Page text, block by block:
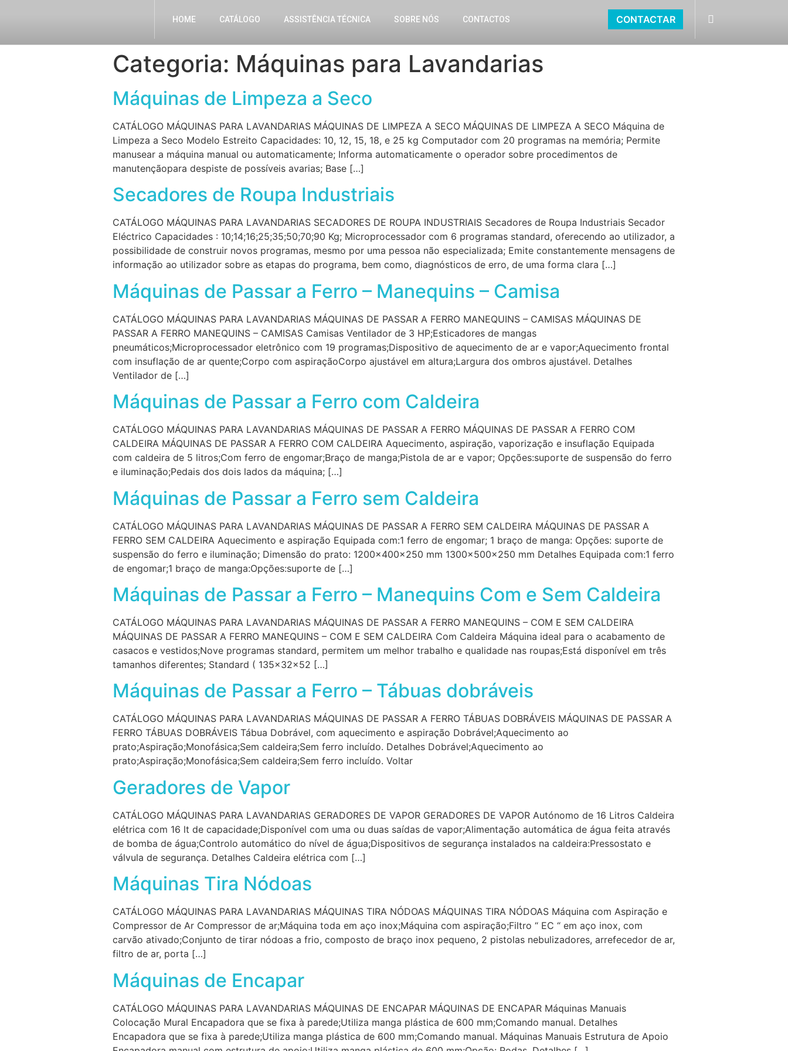
HOME CATÁLOGO ASSISTÊNCIA TÉCNICA SOBRE NÓS CONTACTOS CONTACTAR
Categoria: Máquinas para Lavandarias
Máquinas de Limpeza a Seco
CATÁLOGO MÁQUINAS PARA LAVANDARIAS MÁQUINAS DE LIMPEZA A SECO MÁQUINAS DE LIMPEZA A SECO Máquina de
Limpeza a Seco Modelo Estreito Capacidades: 10, 12, 15, 18, e 25 kg Computador com 20 programas na memória; Permite
manusear a máquina manual ou automaticamente; Informa automaticamente o operador sobre procedimentos de
manutençãopara despiste de possíveis avarias; Base […]
Secadores de Roupa Industriais
CATÁLOGO MÁQUINAS PARA LAVANDARIAS SECADORES DE ROUPA INDUSTRIAIS Secadores de Roupa Industriais Secador
Eléctrico Capacidades : 10;14;16;25;35;50;70;90 Kg; Microprocessador com 6 programas standard, oferecendo ao utilizador, a
possibilidade de construir novos programas, mesmo por uma pessoa não especializada; Emite constantemente mensagens de
informação ao utilizador sobre as etapas do programa, bem como, diagnósticos de erro, de uma forma clara […]
Máquinas de Passar a Ferro – Manequins – Camisa
CATÁLOGO MÁQUINAS PARA LAVANDARIAS MÁQUINAS DE PASSAR A FERRO MANEQUINS – CAMISAS MÁQUINAS DE
PASSAR A FERRO MANEQUINS – CAMISAS Camisas Ventilador de 3 HP;Esticadores de mangas
pneumáticos;Microprocessador eletrônico com 19 programas;Dispositivo de aquecimento de ar e vapor;Aquecimento frontal
com insuflação de ar quente;Corpo com aspiraçãoCorpo ajustável em altura;Largura dos ombros ajustável. Detalhes
Ventilador de […]
Máquinas de Passar a Ferro com Caldeira
CATÁLOGO MÁQUINAS PARA LAVANDARIAS MÁQUINAS DE PASSAR A FERRO MÁQUINAS DE PASSAR A FERRO COM
CALDEIRA MÁQUINAS DE PASSAR A FERRO COM CALDEIRA Aquecimento, aspiração, vaporização e insuflação Equipada
com caldeira de 5 litros;Com ferro de engomar;Braço de manga;Pistola de ar e vapor; Opções:suporte de suspensão do ferro
e iluminação;Pedais dos dois lados da máquina; […]
Máquinas de Passar a Ferro sem Caldeira
CATÁLOGO MÁQUINAS PARA LAVANDARIAS MÁQUINAS DE PASSAR A FERRO SEM CALDEIRA MÁQUINAS DE PASSAR A
FERRO SEM CALDEIRA Aquecimento e aspiração Equipada com:1 ferro de engomar; 1 braço de manga: Opções: suporte de
suspensão do ferro e iluminação; Dimensão do prato: 1200x400x250 mm 1300x500x250 mm Detalhes Equipada com:1 ferro
de engomar;1 braço de manga:Opções:suporte de […]
Máquinas de Passar a Ferro – Manequins Com e Sem Caldeira
CATÁLOGO MÁQUINAS PARA LAVANDARIAS MÁQUINAS DE PASSAR A FERRO MANEQUINS – COM E SEM CALDEIRA
MÁQUINAS DE PASSAR A FERRO MANEQUINS – COM E SEM CALDEIRA Com Caldeira Máquina ideal para o acabamento de
casacos e vestidos;Nove programas standard, permitem um melhor trabalho e qualidade nas roupas;Está disponível em três
tamanhos diferentes; Standard ( 135x32x52 […]
Máquinas de Passar a Ferro – Tábuas dobráveis
CATÁLOGO MÁQUINAS PARA LAVANDARIAS MÁQUINAS DE PASSAR A FERRO TÁBUAS DOBRÁVEIS MÁQUINAS DE PASSAR A
FERRO TÁBUAS DOBRÁVEIS Tábua Dobrável, com aquecimento e aspiração Dobrável;Aquecimento ao
prato;Aspiração;Monofásica;Sem caldeira;Sem ferro incluído. Detalhes Dobrável;Aquecimento ao
prato;Aspiração;Monofásica;Sem caldeira;Sem ferro incluído. Voltar
Geradores de Vapor
CATÁLOGO MÁQUINAS PARA LAVANDARIAS GERADORES DE VAPOR GERADORES DE VAPOR Autónomo de 16 Litros Caldeira
elétrica com 16 lt de capacidade;Disponível com uma ou duas saídas de vapor;Alimentação automática de água feita através
de bomba de água;Controlo automático do nível de água;Dispositivos de segurança instalados na caldeira:Pressostato e
válvula de segurança. Detalhes Caldeira elétrica com […]
Máquinas Tira Nódoas
CATÁLOGO MÁQUINAS PARA LAVANDARIAS MÁQUINAS TIRA NÓDOAS MÁQUINAS TIRA NÓDOAS Máquina com Aspiração e
Compressor de Ar Compressor de ar;Máquina toda em aço inox;Máquina com aspiração;Filtro “ EC “ em aço inox, com
carvão ativado;Conjunto de tirar nódoas a frio, composto de braço inox pequeno, 2 pistolas nebulizadores, arrefecedor de ar,
filtro de ar, porta […]
Máquinas de Encapar
CATÁLOGO MÁQUINAS PARA LAVANDARIAS MÁQUINAS DE ENCAPAR MÁQUINAS DE ENCAPAR Máquinas Manuais
Colocação Mural Encapadora que se fixa à parede;Utiliza manga plástica de 600 mm;Comando manual. Detalhes
Encapadora que se fixa à parede;Utiliza manga plástica de 600 mm;Comando manual. Máquinas Manuais Estrutura de Apoio